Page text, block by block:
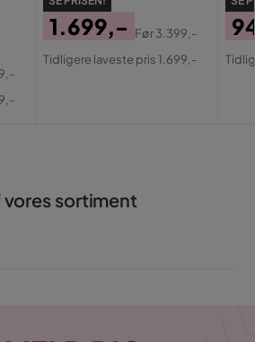
Nej
Langs
Sammet 12
Pris
1.699,-
Original
Før3.399,-
Tidligere laveste pris 1.699,-
sortiment